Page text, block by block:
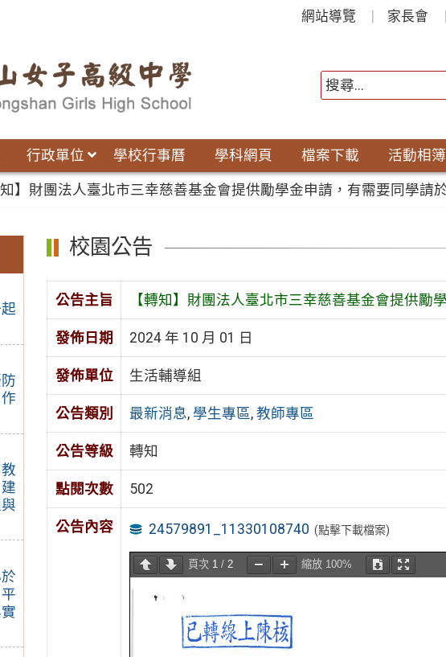
網站導覽 家長會
行政單位 學校行事曆 學科網頁 檔案下載 活動相簿
知】財團法人臺北市三幸慈善基金會提供勵學金申請，有需要同學請
校園公告
公告主旨 【轉知】財團法人臺北市三幸慈善基金會提供
發佈日期 2024 年 10 月 01 日
發佈單位 生活輔導組
公告類別 最新消息, 學生專區, 教師專區
公告等級 轉知
點閱次數 502
公告內容 24579891_11330108740 (點擊下載檔案)
頁次 1/ 2 縮放 100%